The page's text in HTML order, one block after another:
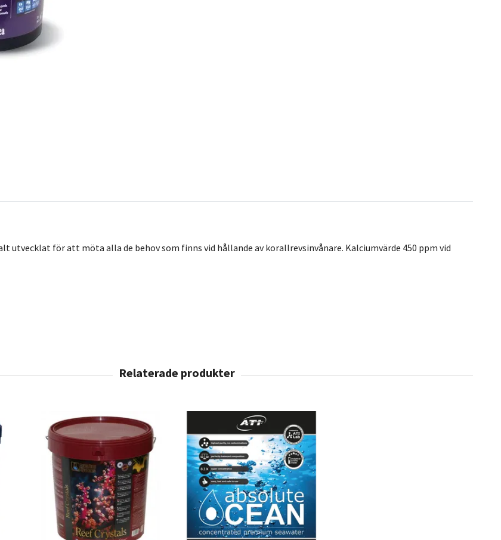
utvecklat för att möta alla de behov som finns vid hållande av korallrevsinvånare. Kalciumvärde 450 ppm vid